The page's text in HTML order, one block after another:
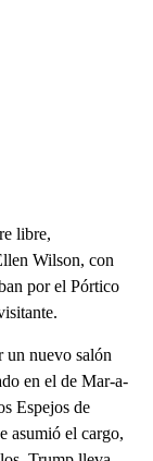
libre,
Wilson, con
por el Pórtico
un nuevo salón
en el de Mar-a-
Espejos de
asumió el cargo,